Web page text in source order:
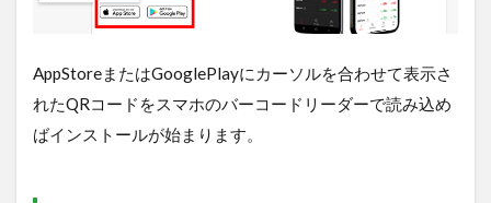
AppStoreまたはGooglePlayにカーソルを合わせて表示さ
れたQRコードをスマホのバーコードリーダーで読み込め
ばインストールが始まります。